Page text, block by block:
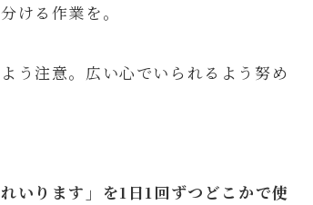
ける作業を。
う注意。広い心でいられるよう努め
いります」を1日1回ずつどこかで使